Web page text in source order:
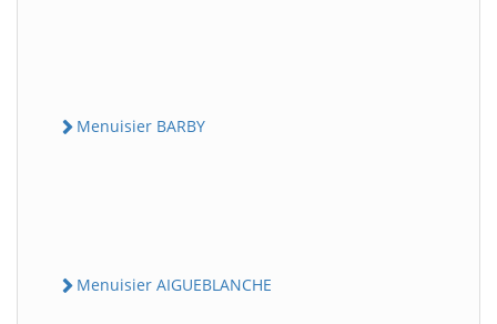
Menuisier BARBY
Menuisier AIGUEBLANCHE